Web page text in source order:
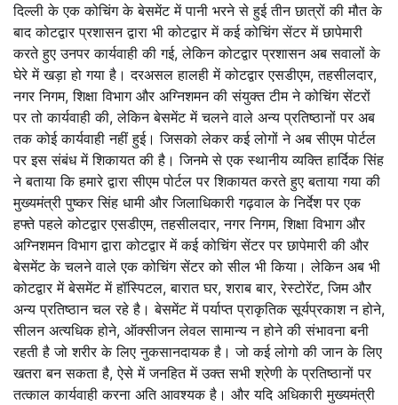
दिल्ली के एक कोचिंग के बेसमेंट में पानी भरने से हुई तीन छात्रों की मौत के
बाद कोटद्वार प्रशासन द्वारा भी कोटद्वार में कई कोचिंग सेंटर में छापेमारी
करते हुए उनपर कार्यवाही की गई, लेकिन कोटद्वार प्रशासन अब सवालों के
घेरे में खड़ा हो गया है। दरअसल हालही में कोटद्वार एसडीएम, तहसीलदार,
नगर निगम, शिक्षा विभाग और अग्निशमन की संयुक्त टीम ने कोचिंग सेंटरों
पर तो कार्यवाही की, लेकिन बेसमेंट में चलने वाले अन्य प्रतिष्ठानों पर अब
तक कोई कार्यवाही नहीं हुई। जिसको लेकर कई लोगों ने अब सीएम पोर्टल
पर इस संबंध में शिकायत की है। जिनमे से एक स्थानीय व्यक्ति हार्दिक सिंह
ने बताया कि हमारे द्वारा सीएम पोर्टल पर शिकायत करते हुए बताया गया की
मुख्यमंत्री पुष्कर सिंह धामी और जिलाधिकारी गढ़वाल के निर्देश पर एक
हफ्ते पहले कोटद्वार एसडीएम, तहसीलदार, नगर निगम, शिक्षा विभाग और
अग्निशमन विभाग द्वारा कोटद्वार में कई कोचिंग सेंटर पर छापेमारी की और
बेसमेंट के चलने वाले एक कोचिंग सेंटर को सील भी किया। लेकिन अब भी
कोटद्वार में बेसमेंट में हॉस्पिटल, बारात घर, शराब बार, रेस्टोरेंट, जिम और
अन्य प्रतिष्ठान चल रहे है। बेसमेंट में पर्याप्त प्राकृतिक सूर्यप्रकाश न होने,
सीलन अत्यधिक होने, ऑक्सीजन लेवल सामान्य न होने की संभावना बनी
रहती है जो शरीर के लिए नुकसानदायक है। जो कई लोगो की जान के लिए
खतरा बन सकता है, ऐसे में जनहित में उक्त सभी श्रेणी के प्रतिष्ठानों पर
तत्काल कार्यवाही करना अति आवश्यक है। और यदि अधिकारी मुख्यमंत्री